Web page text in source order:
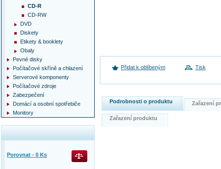
Přidat k oblíbeným Tisk
Podrobnosti o produktu Zařazení
Zařazení produktu
CD-R
CD-RW
DVD
Diskety
Etikety & booklety
Obaly
Pevné disky
Počítačové skříně a chlazení
Serverové komponenty
Počítačové zdroje
Zabezpečení
Domácí a osobní spotřebiče
Monitory
Porovnat - 0 Ks